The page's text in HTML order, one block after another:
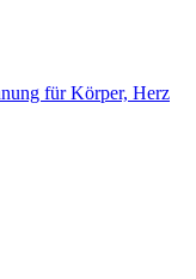
für Körper, Herz